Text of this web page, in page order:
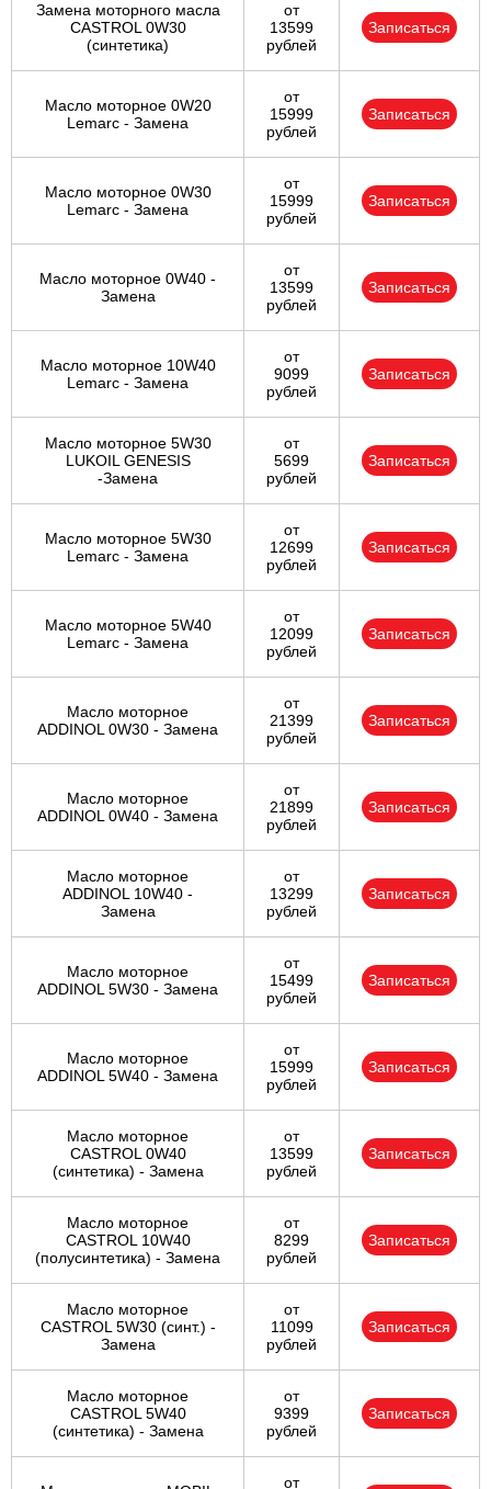
Замена моторного масла
CASTROL 0W30
(синтетика)
от
13599
рублей
Записаться
Масло моторное 0W20
Lemarc - Замена
от
15999
рублей
Записаться
Масло моторное 0W30
Lemarc - Замена
от
15999
рублей
Записаться
Масло моторное 0W40 -
Замена
от
13599
рублей
Записаться
Масло моторное 10W40
Lemarc - Замена
от
9099
рублей
Записаться
Масло моторное 5W30
LUKOIL GENESIS
-Замена
от
5699
рублей
Записаться
Масло моторное 5W30
Lemarc - Замена
от
12699
рублей
Записаться
Масло моторное 5W40
Lemarc - Замена
от
12099
рублей
Записаться
Масло моторное
ADDINOL 0W30 - Замена
от
21399
рублей
Записаться
Масло моторное
ADDINOL 0W40 - Замена
от
21899
рублей
Записаться
Масло моторное
ADDINOL 10W40 -
Замена
от
13299
рублей
Записаться
Масло моторное
ADDINOL 5W30 - Замена
от
15499
рублей
Записаться
Масло моторное
ADDINOL 5W40 - Замена
от
15999
рублей
Записаться
Масло моторное
CASTROL 0W40
(синтетика) - Замена
от
13599
рублей
Записаться
Масло моторное
CASTROL 10W40
(полусинтетика) - Замена
от
8299
рублей
Записаться
Масло моторное
CASTROL 5W30 (синт.) -
Замена
от
11099
рублей
Записаться
Масло моторное
CASTROL 5W40
(синтетика) - Замена
от
9399
рублей
Записаться
от